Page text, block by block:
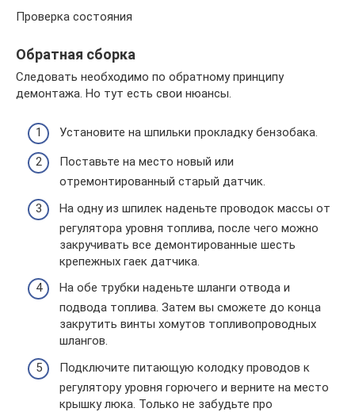
Проверка состояния
Обратная сборка
Следовать необходимо по обратному принципу
демонтажа. Но тут есть свои нюансы.
Установите на шпильки прокладку бензобака.
Поставьте на место новый или
отремонтированный старый датчик.
На одну из шпилек наденьте проводок массы от
регулятора уровня топлива, после чего можно
закручивать все демонтированные шесть
крепежных гаек датчика.
На обе трубки наденьте шланги отвода и
подвода топлива. Затем вы сможете до конца
закрутить винты хомутов топливопроводных
шлангов.
Подключите питающую колодку проводов к
регулятору уровня горючего и верните на место
крышку люка. Только не забудьте про